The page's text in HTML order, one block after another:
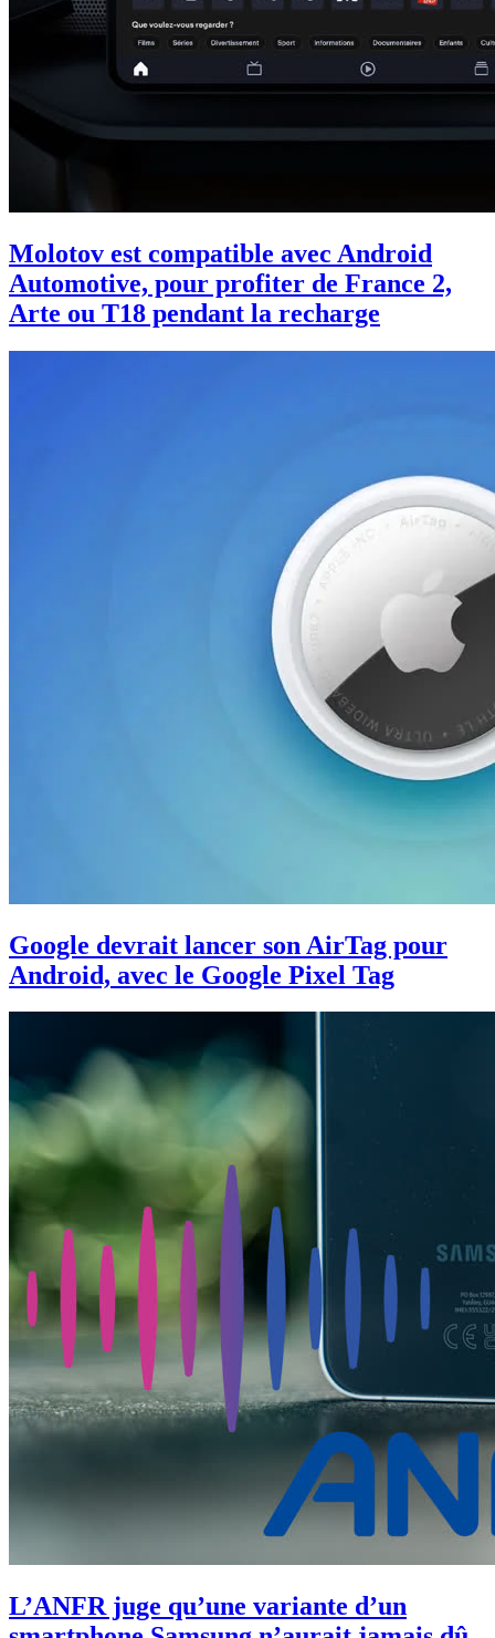
Molotov est compatible avec Android
Automotive, pour profiter de France 2,
Arte ou T18 pendant la recharge
Google devrait lancer son AirTag pour
Android, avec le Google Pixel Tag
L’ANFR juge qu’une variante d’un